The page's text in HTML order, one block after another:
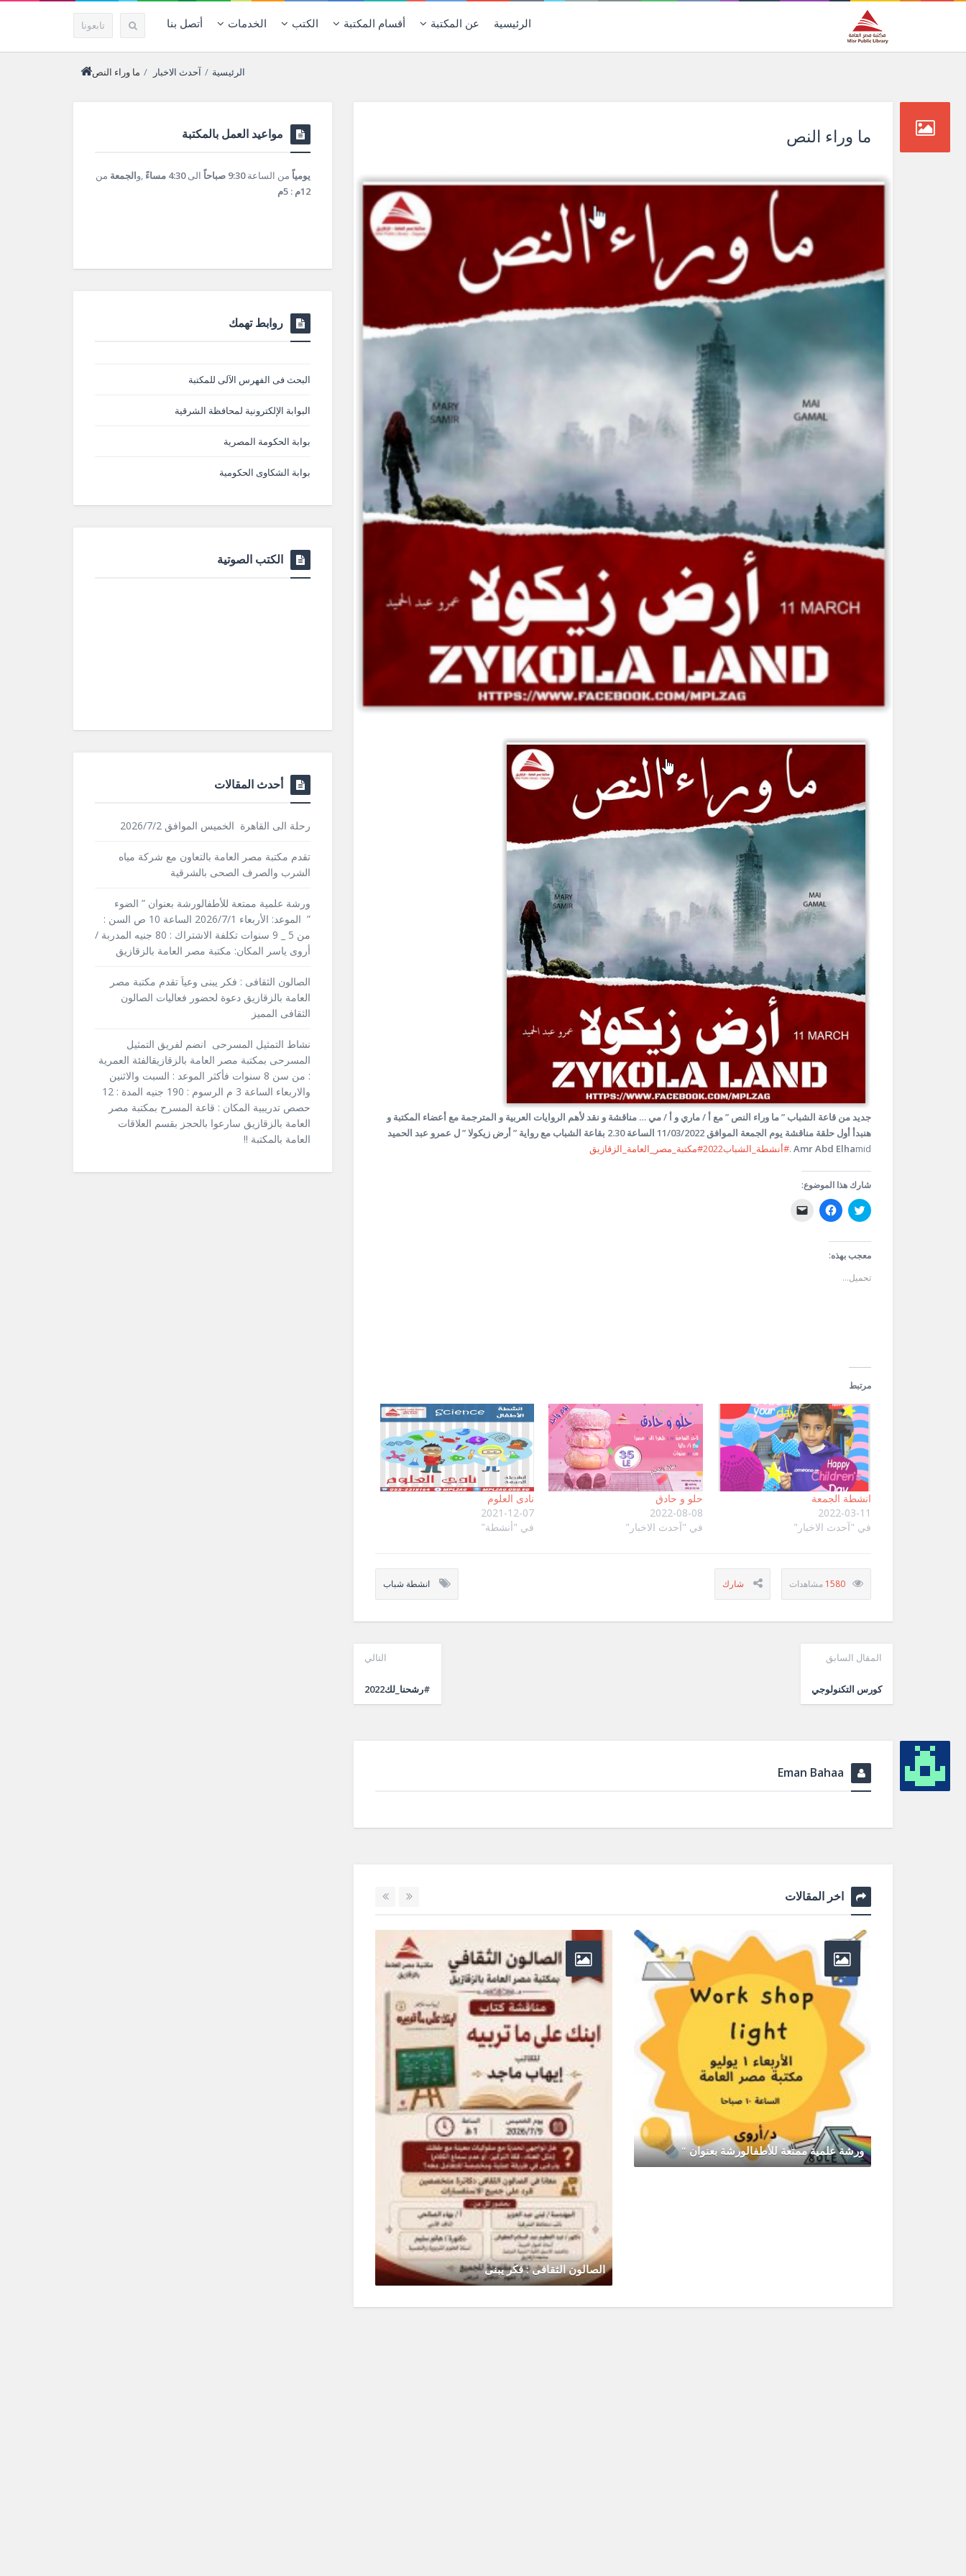
تابعونا الرئيسية عن المكتبة أقسام المكتبة الكتب الخدمات أتصل بنا
الرئيسية / آحدث الاخبار / ما وراء النص
ما وراء النص
جديد من قاعة الشباب ” ما وراء النص ” مع أ / ماري و أ / مي … مناقشة و نقد لأهم الروايات العربية و المترجمة مع أعضاء المكتبة و
هنبدأ أول حلقة مناقشة يوم الجمعة الموافق 11/03/2022 الساعة 2.30 بقاعة الشباب مع رواية ” أرض زيكولا ” ل عمرو عبد الحميد
Amr Abd Elhamid . #أنشطة_الشباب2022 #مكتبة_مصر_العامة_الزقازيق
شارك هذا الموضوع:
اضغط
للمشاركة
(فتح
في
نافذة
انقر
للمشاركة
معجب بهذه:
تحميل...
مرتبط
انشطة الجمعة
2022-03-11
في "آحدث الاخبار"
حلو و حادق
2022-08-08
في "آحدث الاخبار"
نادى العلوم
2021-12-07
في "أنشطة"
1580 انشطة شباب
المقال السابق
كورس التكنولوجي
التالي
#رشحنا_لك2022
Eman Bahaa
اخر المقالات
ورشة علمية ممتعة للأطفالورشة بعنوان "
الصالون الثقافى : فكر يبنى
مواعيد العمل بالمكتبة
يومياً من الساعة9:30 صباحاً الى4:30 مساءً ,والجمعة من
12م : 5م
روابط تهمك
البحث فى الفهرس الآلى للمكتبة
البوابة الإلكترونية لمحافظة الشرقية
بوابة الحكومة المصرية
بوابة الشكاوى الحكومية
الكتب الصوتية
أحدث المقالات
رحلة الى القاهرة الخميس الموافق 2026/7/2
تقدم مكتبة مصر العامة بالتعاون مع شركة مياه
الشرب والصرف الصحى بالشرقية
ورشة علمية ممتعة للأطفالورشة بعنوان ” الضوء
” الموعد: الأربعاء 2026/7/1 الساعة 10 ص السن :
من 5 _ 9 سنوات تكلفة الاشتراك : 80 جنيه المدربة /
أروى ياسر المكان: مكتبة مصر العامة بالزقازيق
الصالون الثقافى : فكر يبنى وعياَ تقدم مكتبة مصر
العامة بالزقازيق دعوة لحضور فعاليات الصالون
الثقافى المميز
نشاط التمثيل المسرحى انضم لفريق التمثيل
المسرحى بمكتبة مصر العامة بالزقازيقالفئة العمرية
: من سن 8 سنوات فأكثر الموعد : السبت والاثنين
والاربعاء الساعة 3 م الرسوم : 190 جنيه المدة : 12
حصص تدريبية المكان : قاعة المسرح بمكتبة مصر
العامة بالزقازيق سارعوا بالحجز بقسم العلاقات
العامة بالمكتبة !!